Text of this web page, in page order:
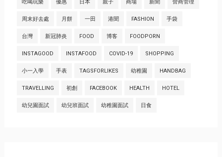
吃喝玩樂 優惠 日本 親子 商場 新聞 營商管理
周末好去處 月餅 一田 港聞 FASHION 手袋
台灣 新冠肺炎 FOOD 博客 FOODPORN
INSTAGOOD INSTAFOOD COVID-19 SHOPPING
小一入學 手表 TAGSFORLIKES 幼稚園 HANDBAG
TRAVELLING 初創 FACEBOOK HEALTH HOTEL
幼兒園面試 幼兒班面試 幼稚園面試 日食